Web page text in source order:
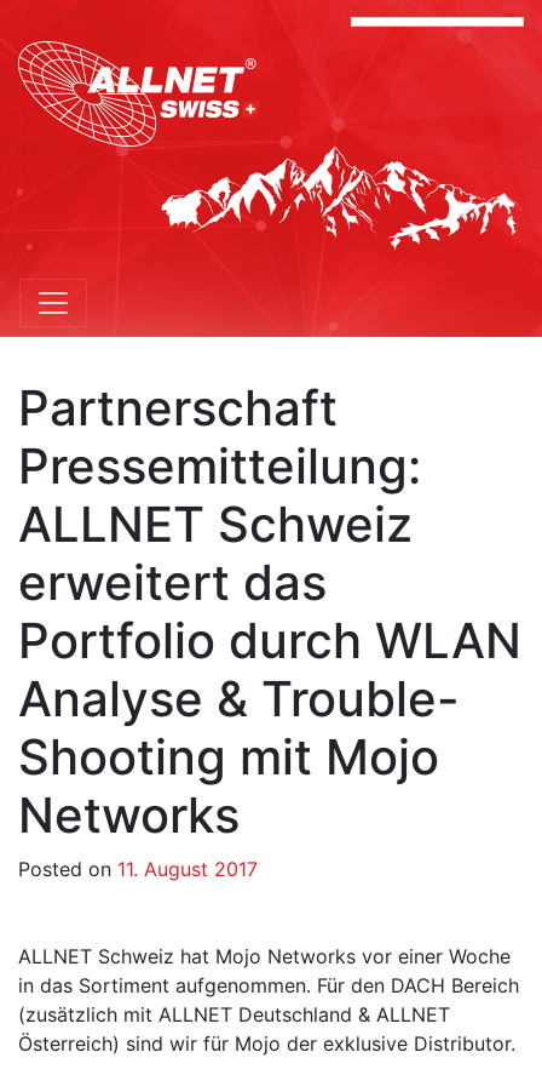
Partnerschaft
Pressemitteilung:
ALLNET Schweiz
erweitert das
Portfolio durch WLAN
Analyse & Trouble-
Shooting mit Mojo
Networks
Posted on 11. August 2017
ALLNET Schweiz hat Mojo Networks vor einer Woche
in das Sortiment aufgenommen. Für den DACH Bereich
(zusätzlich mit ALLNET Deutschland & ALLNET
Österreich) sind wir für Mojo der exklusive Distributor.